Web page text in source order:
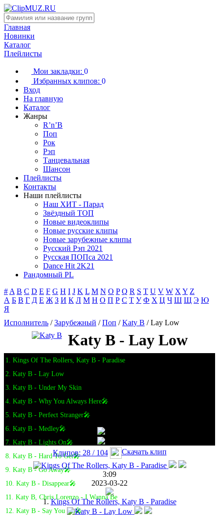
Главная
Новинки
Каталог
Плейлисты
Мои закладки: 0
Избранных клипов: 0
Вход
На главную
Каталог
Жанры
R’n’B
Поп
Рок
Рэп
Танцевальная
Шансон
Плейлисты
Контакты
Наши плейлисты
Наш ХИТ - Парад
Звёздный ТОП
Новые видеоклипы
Новые русские клипы
Новые зарубежные клипы
Русский Рэп 2021
Русская ПОПса 2021
Dance Hit 2K21
Рандомный PL
# A B C D E F G H I J K L M N O P Q R S T U V W X Y Z
А Б В Г Д Е Ж З И К Л М Н О П Р С Т У Ф Х Ц Ч Ш Щ Э Ю
Я
Исполнитель /Зарубежный /Поп /Katy B / Lay Low
Katy B - Lay Low
1. Kings Of The Rollers, Katy B - Paradise
2. Katy B - Lay Low
3. Katy B - Under My Skin
4. Katy B - Why You Always Here🎤
5. Katy B - Perfect Stranger🎤
6. Katy B - Medley🎤
7. Katy B - Lights On🎤
8. Katy B - Hard To Get🎤
9. Katy B - Go Away🎤
10. Katy B - Disappear🎤
11. Katy B, Chris Lorenzo - I Wanna Be
12. Katy B - Say You Do🎤
Клипов: 28 / 104 Скачать клип
3:09
2023-03-22
1.Kings Of The Rollers, Katy B - Paradise